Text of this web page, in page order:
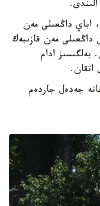
اباي داڭعىلى مەن
داڭعىلى مەن قازىبەك
بەلگىسىز ادام
اتقان.
جەدەل جاردەم